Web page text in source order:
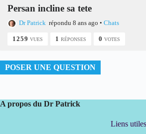
Persan incline sa tete
Dr Patrick répondu 8 ans ago • Chats
1259 VUES 1 RÉPONSES 0 VOTES
POSER UNE QUESTION
A propos du Dr Patrick
Liens utiles